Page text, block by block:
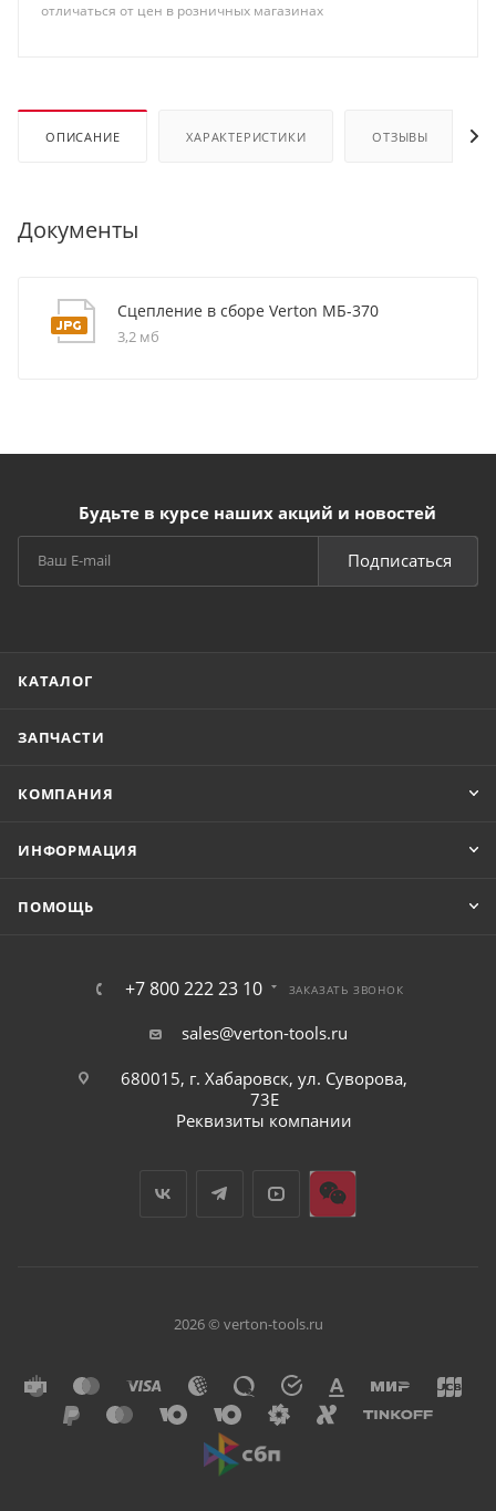
отличаться от цен в розничных магазинах
ОПИСАНИЕ ХАРАКТЕРИСТИКИ ОТЗЫВЫ
Документы
Сцепление в сборе Verton МБ-370
3,2 мб
Будьте в курсе наших акций и новостей
Подписаться
КАТАЛОГ
ЗАПЧАСТИ
КОМПАНИЯ
ИНФОРМАЦИЯ
ПОМОЩЬ
+7 800 222 23 10 ЗАКАЗАТЬ ЗВОНОК
sales@verton-tools.ru
680015, г. Хабаровск, ул. Суворова,
73Е
Реквизиты компании
2026 © verton-tools.ru